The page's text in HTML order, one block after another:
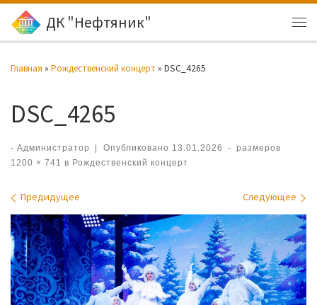
Перейти к содержимому
ДК "Нефтяник"
Главная » Рождественский концерт » DSC_4265
DSC_4265
- Администратор | Опубликовано 13.01.2026 -
размеров
1200 × 741
в Рождественский концерт
Навигация по изображениям
Предидущее Следующее